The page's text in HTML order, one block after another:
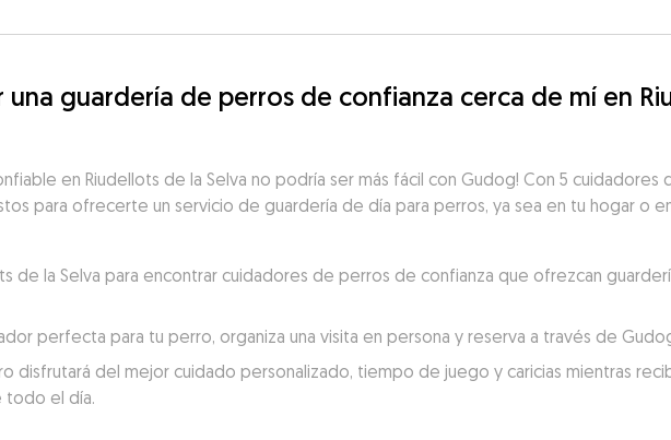
guardería de perros de confianza cerca de mí en
en Riudellots de la Selva no podría ser más fácil con Gudog! Con 5 cuidadores
para ofrecerte un servicio de guardería de día para perros, ya sea en tu hogar o
de la Selva para encontrar cuidadores de perros de confianza que ofrezcan
perfecta para tu perro, organiza una visita en persona y reserva a través de
disfrutará del mejor cuidado personalizado, tiempo de juego y caricias mientras
todo el día.